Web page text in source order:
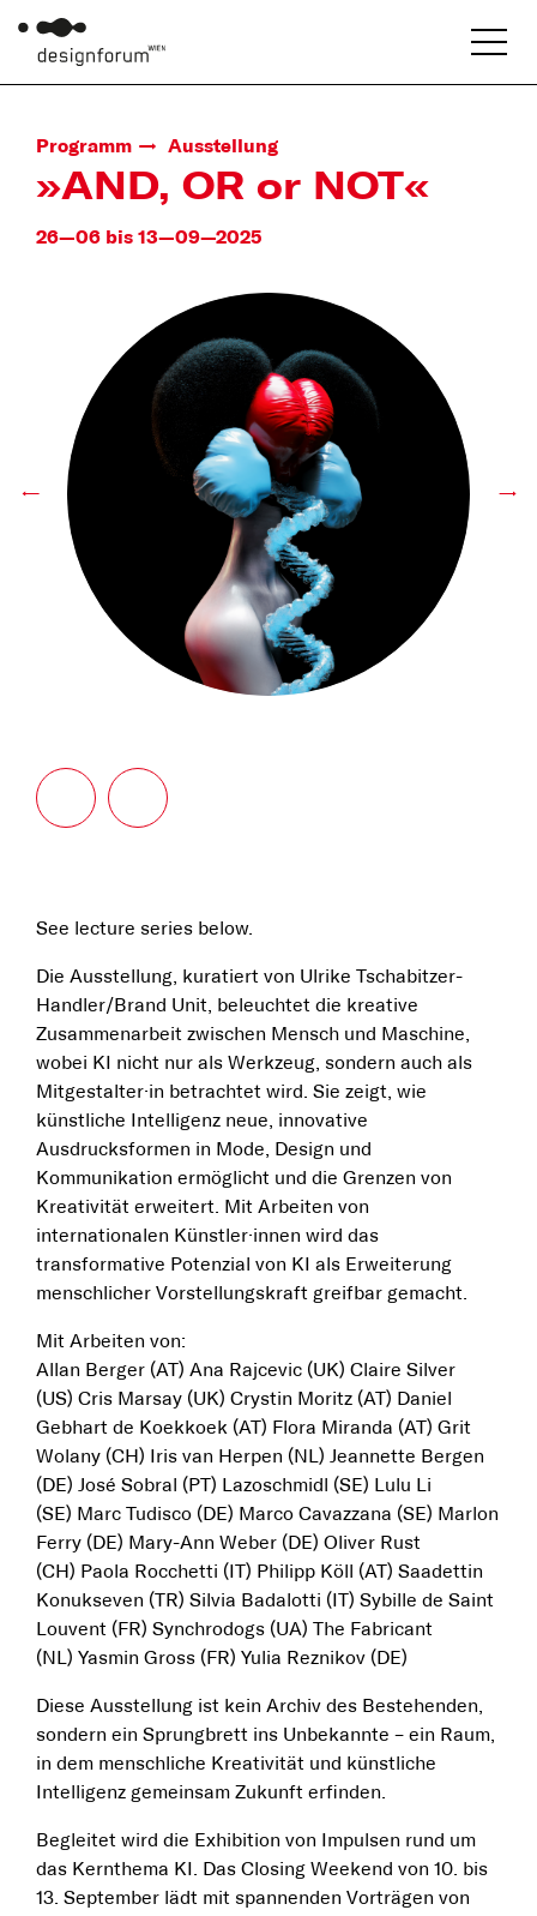
Programm Ausstellung
»AND, OR or NOT«
26—06 bis 13—09—2025
← →
See lecture series below.
Die Ausstellung, kuratiert von Ulrike Tschabitzer-
Handler/Brand Unit, beleuchtet die kreative
Zusammenarbeit zwischen Mensch und Maschine,
wobei KI nicht nur als Werkzeug, sondern auch als
Mitgestalter·in betrachtet wird. Sie zeigt, wie
künstliche Intelligenz neue, innovative
Ausdrucksformen in Mode, Design und
Kommunikation ermöglicht und die Grenzen von
Kreativität erweitert. Mit Arbeiten von
internationalen Künstler·innen wird das
transformative Potenzial von KI als Erweiterung
menschlicher Vorstellungskraft greifbar gemacht.
Mit Arbeiten von:
Allan Berger (AT) Ana Rajcevic (UK) Claire Silver
(US) Cris Marsay (UK) Crystin Moritz (AT) Daniel
Gebhart de Koekkoek (AT) Flora Miranda (AT) Grit
Wolany (CH) Iris van Herpen (NL) Jeannette Bergen
(DE) José Sobral (PT) Lazoschmidl (SE) Lulu Li
(SE) Marc Tudisco (DE) Marco Cavazzana (SE) Marlon
Ferry (DE) Mary-Ann Weber (DE) Oliver Rust
(CH) Paola Rocchetti (IT) Philipp Köll (AT) Saadettin
Konukseven (TR) Silvia Badalotti (IT) Sybille de Saint
Louvent (FR) Synchrodogs (UA) The Fabricant
(NL) Yasmin Gross (FR) Yulia Reznikov (DE)
Diese Ausstellung ist kein Archiv des Bestehenden,
sondern ein Sprungbrett ins Unbekannte – ein Raum,
in dem menschliche Kreativität und künstliche
Intelligenz gemeinsam Zukunft erfinden.
Begleitet wird die Exhibition von Impulsen rund um
das Kernthema KI. Das Closing Weekend von 10. bis
13. September lädt mit spannenden Vorträgen von